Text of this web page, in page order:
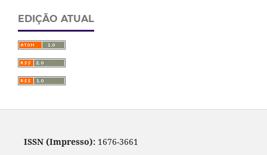
EDIÇÃO ATUAL
ISSN (Impresso):1676-3661